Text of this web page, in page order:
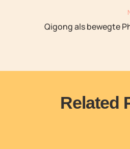
Qigong als bewegte
Related